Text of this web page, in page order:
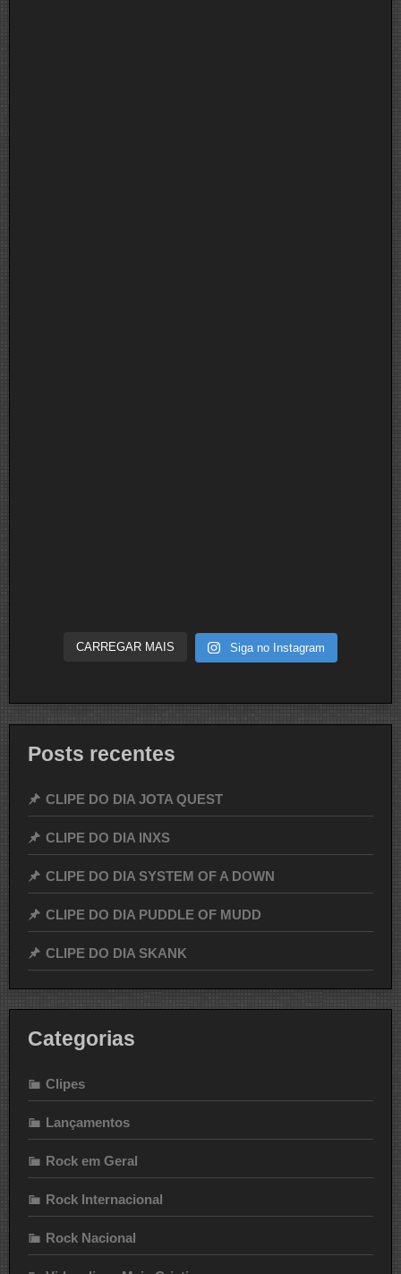
CARREGAR MAIS Siga no Instagram
Posts recentes
CLIPE DO DIA JOTA QUEST
CLIPE DO DIA INXS
CLIPE DO DIA SYSTEM OF A DOWN
CLIPE DO DIA PUDDLE OF MUDD
CLIPE DO DIA SKANK
Categorias
Clipes
Lançamentos
Rock em Geral
Rock Internacional
Rock Nacional